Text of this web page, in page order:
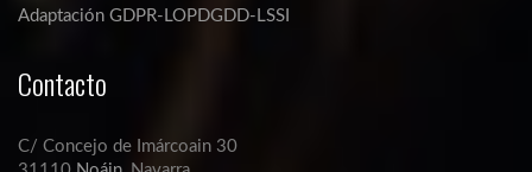
Adaptación GDPR-LOPDGDD-LSSI
Contacto
C/ Concejo de Imárcoain 30